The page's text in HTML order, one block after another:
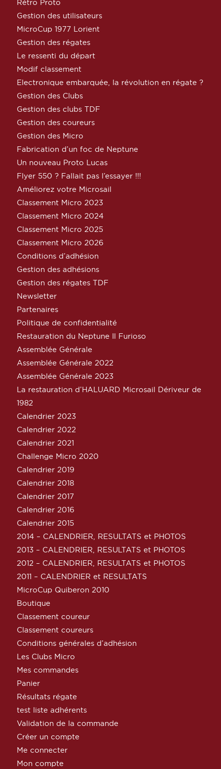
Rétro Proto
Gestion des utilisateurs
MicroCup 1977 Lorient
Gestion des régates
Le ressenti du départ
Modif classement
Electronique embarquée, la révolution en régate ?
Gestion des Clubs
Gestion des clubs TDF
Gestion des coureurs
Gestion des Micro
Fabrication d’un foc de Neptune
Un nouveau Proto Lucas
Flyer 550 ? Fallait pas l’essayer !!!
Améliorez votre Microsail
Classement Micro 2023
Classement Micro 2024
Classement Micro 2025
Classement Micro 2026
Conditions d’adhésion
Gestion des adhésions
Gestion des régates TDF
Newsletter
Partenaires
Politique de confidentialité
Restauration du Neptune Il Furioso
Assemblée Générale
Assemblée Générale 2022
Assemblée Générale 2023
La restauration d’HALUARD Microsail Dériveur de
1982
Calendrier 2023
Calendrier 2022
Calendrier 2021
Challenge Micro 2020
Calendrier 2019
Calendrier 2018
Calendrier 2017
Calendrier 2016
Calendrier 2015
2014 – CALENDRIER, RESULTATS et PHOTOS
2013 – CALENDRIER, RESULTATS et PHOTOS
2012 – CALENDRIER, RESULTATS et PHOTOS
2011 – CALENDRIER et RESULTATS
MicroCup Quiberon 2010
Boutique
Classement coureur
Classement coureurs
Conditions générales d’adhésion
Les Clubs Micro
Mes commandes
Panier
Résultats régate
test liste adhérents
Validation de la commande
Créer un compte
Me connecter
Mon compte